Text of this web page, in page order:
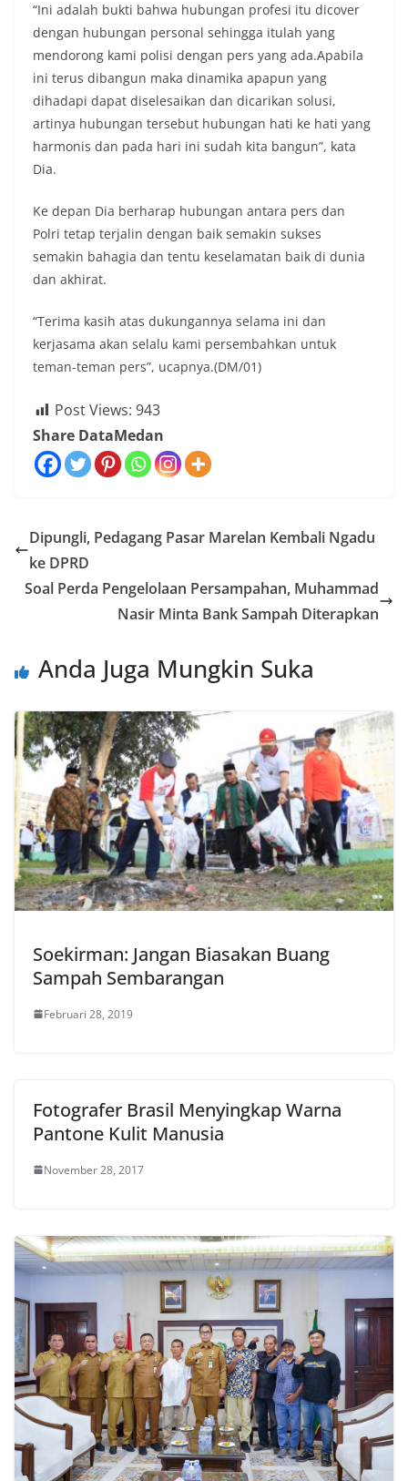
“Ini adalah bukti bahwa hubungan profesi itu dicover
dengan hubungan personal sehingga itulah yang
mendorong kami polisi dengan pers yang ada.Apabila
ini terus dibangun maka dinamika apapun yang
dihadapi dapat diselesaikan dan dicarikan solusi,
artinya hubungan tersebut hubungan hati ke hati yang
harmonis dan pada hari ini sudah kita bangun”, kata
Dia.
Ke depan Dia berharap hubungan antara pers dan
Polri tetap terjalin dengan baik semakin sukses
semakin bahagia dan tentu keselamatan baik di dunia
dan akhirat.
“Terima kasih atas dukungannya selama ini dan
kerjasama akan selalu kami persembahkan untuk
teman-teman pers”, ucapnya.(DM/01)
Post Views: 943
Share DataMedan
Dipungli, Pedagang Pasar Marelan Kembali Ngadu
ke DPRD
Soal Perda Pengelolaan Persampahan, Muhammad
Nasir Minta Bank Sampah Diterapkan
Anda Juga Mungkin Suka
Soekirman: Jangan Biasakan Buang
Sampah Sembarangan
Februari 28, 2019
Fotografer Brasil Menyingkap Warna
Pantone Kulit Manusia
November 28, 2017